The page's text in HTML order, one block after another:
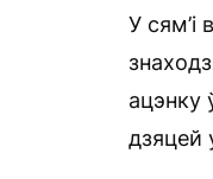
У
ацэнку
дзяцей